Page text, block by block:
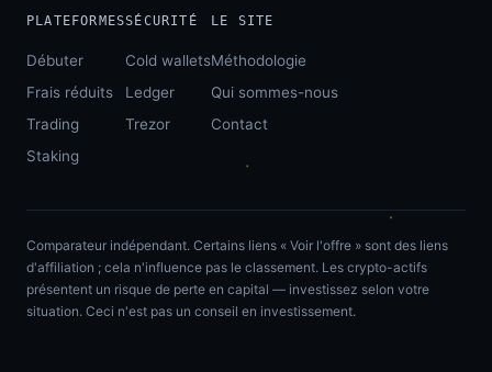
PLATEFORMES
Débuter
Frais réduits
Trading
Staking
SÉCURITÉ
Cold wallets
Ledger
Trezor
LE SITE
Méthodologie
Qui sommes-nous
Contact
Comparateur indépendant. Certains liens « Voir l'offre » sont des liens
d'affiliation ; cela n'influence pas le classement. Les crypto-actifs
présentent un risque de perte en capital — investissez selon votre
situation. Ceci n'est pas un conseil en investissement.